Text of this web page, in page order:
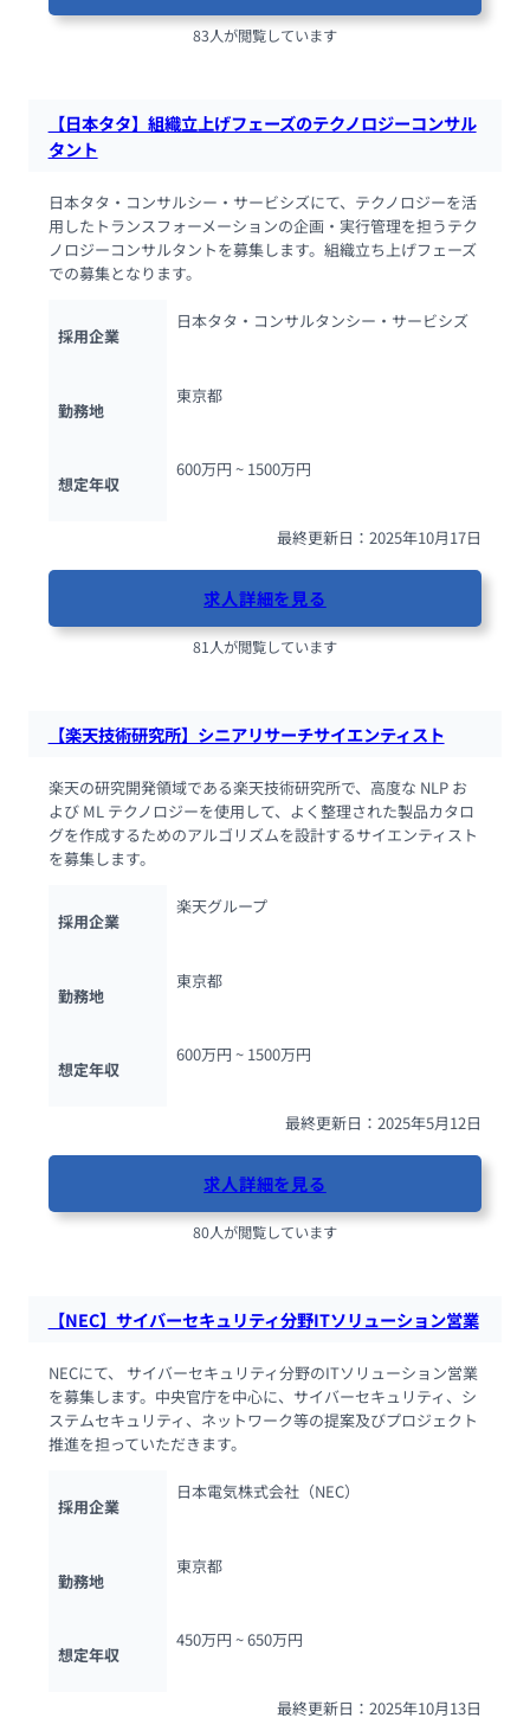
83人が閲覧しています
【日本タタ】組織立上げフェーズのテクノロジーコンサル
タント
日本タタ・コンサルシー・サービシズにて、テクノロジーを活
用したトランスフォーメーションの企画・実行管理を担うテク
ノロジーコンサルタントを募集します。組織立ち上げフェーズ
での募集となります。
採用企業
日本タタ・コンサルタンシー・サービシズ
勤務地
東京都
想定年収
600万円 ~ 1500万円
最終更新日：2025年10月17日
求人詳細を見る
81人が閲覧しています
【楽天技術研究所】シニアリサーチサイエンティスト
楽天の研究開発領域である楽天技術研究所で、高度な NLP お
よび ML テクノロジーを使用して、よく整理された製品カタロ
グを作成するためのアルゴリズムを設計するサイエンティスト
を募集します。
採用企業
楽天グループ
勤務地
東京都
想定年収
600万円 ~ 1500万円
最終更新日：2025年5月12日
求人詳細を見る
80人が閲覧しています
【NEC】サイバーセキュリティ分野ITソリューション営業
NECにて、 サイバーセキュリティ分野のITソリューション営業
を募集します。中央官庁を中心に、サイバーセキュリティ、シ
ステムセキュリティ、ネットワーク等の提案及びプロジェクト
推進を担っていただきます。
採用企業
日本電気株式会社（NEC）
勤務地
東京都
想定年収
450万円 ~ 650万円
最終更新日：2025年10月13日